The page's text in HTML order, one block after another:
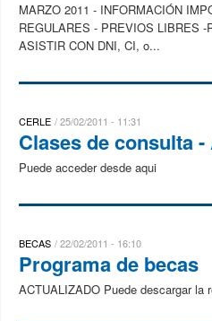
MARZO 2011 - INFORMACIÓN
REGULARES - PREVIOS LIBRES
ASISTIR CON DNI, CI, o...
CERLE 25/02/2011 - 11:31
Clases de consulta -
Puede acceder desde aqui
BECAS 22/02/2011 - 16:10
Programa de becas
ACTUALIZADO Puede descargar la